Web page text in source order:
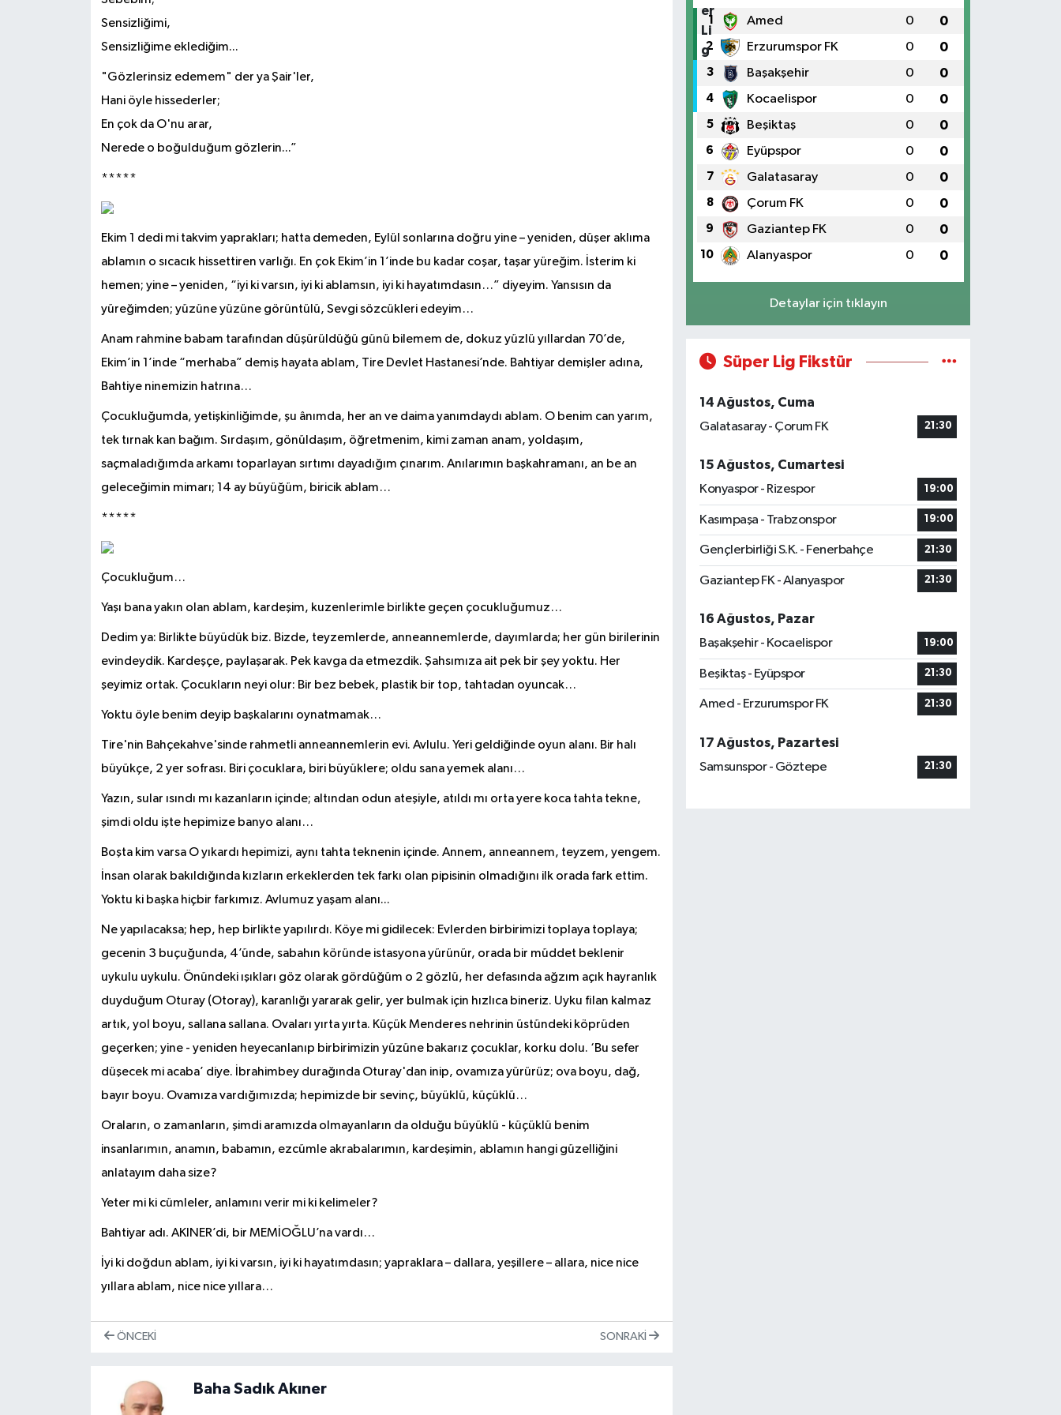
Sensizliğimi,
Sensizliğime eklediğim...
"Gözlerinsiz edemem" der ya Şair'ler,
Hani öyle hissederler;
En çok da O'nu arar,
Nerede o boğulduğum gözlerin...”
*****
Ekim 1 dedi mi takvim yaprakları; hatta demeden, Eylül sonlarına doğru yine – yeniden, düşer aklıma
ablamın o sıcacık hissettiren varlığı. En çok Ekim’in 1’inde bu kadar coşar, taşar yüreğim. İsterim ki
hemen; yine – yeniden, “iyi ki varsın, iyi ki ablamsın, iyi ki hayatımdasın…” diyeyim. Yansısın da
yüreğimden; yüzüne yüzüne görüntülü, Sevgi sözcükleri edeyim…
Anam rahmine babam tarafından düşürüldüğü günü bilemem de, dokuz yüzlü yıllardan 70’de,
Ekim’in 1’inde “merhaba” demiş hayata ablam, Tire Devlet Hastanesi’nde. Bahtiyar demişler adına,
Bahtiye ninemizin hatrına…
Çocukluğumda, yetişkinliğimde, şu ânımda, her an ve daima yanımdaydı ablam. O benim can yarım,
tek tırnak kan bağım. Sırdaşım, gönüldaşım, öğretmenim, kimi zaman anam, yoldaşım,
saçmaladığımda arkamı toparlayan sırtımı dayadığım çınarım. Anılarımın başkahramanı, an be an
geleceğimin mimarı; 14 ay büyüğüm, biricik ablam…
*****
Çocukluğum…
Yaşı bana yakın olan ablam, kardeşim, kuzenlerimle birlikte geçen çocukluğumuz…
Dedim ya: Birlikte büyüdük biz. Bizde, teyzemlerde, anneannemlerde, dayımlarda; her gün birilerinin
evindeydik. Kardeşçe, paylaşarak. Pek kavga da etmezdik. Şahsımıza ait pek bir şey yoktu. Her
şeyimiz ortak. Çocukların neyi olur: Bir bez bebek, plastik bir top, tahtadan oyuncak…
Yoktu öyle benim deyip başkalarını oynatmamak…
Tire'nin Bahçekahve'sinde rahmetli anneannemlerin evi. Avlulu. Yeri geldiğinde oyun alanı. Bir halı
büyükçe, 2 yer sofrası. Biri çocuklara, biri büyüklere; oldu sana yemek alanı…
Yazın, sular ısındı mı kazanların içinde; altından odun ateşiyle, atıldı mı orta yere koca tahta tekne,
şimdi oldu işte hepimize banyo alanı…
Boşta kim varsa O yıkardı hepimizi, aynı tahta teknenin içinde. Annem, anneannem, teyzem, yengem.
İnsan olarak bakıldığında kızların erkeklerden tek farkı olan pipisinin olmadığını ilk orada fark ettim.
Yoktu ki başka hiçbir farkımız. Avlumuz yaşam alanı...
Ne yapılacaksa; hep, hep birlikte yapılırdı. Köye mi gidilecek: Evlerden birbirimizi toplaya toplaya;
gecenin 3 buçuğunda, 4’ünde, sabahın köründe istasyona yürünür, orada bir müddet beklenir
uykulu uykulu. Önündeki ışıkları göz olarak gördüğüm o 2 gözlü, her defasında ağzım açık hayranlık
duyduğum Oturay (Otoray), karanlığı yararak gelir, yer bulmak için hızlıca bineriz. Uyku filan kalmaz
artık, yol boyu, sallana sallana. Ovaları yırta yırta. Küçük Menderes nehrinin üstündeki köprüden
geçerken; yine - yeniden heyecanlanıp birbirimizin yüzüne bakarız çocuklar, korku dolu. ‘Bu sefer
düşecek mi acaba’ diye. İbrahimbey durağında Oturay'dan inip, ovamıza yürürüz; ova boyu, dağ,
bayır boyu. Ovamıza vardığımızda; hepimizde bir sevinç, büyüklü, küçüklü…
Oraların, o zamanların, şimdi aramızda olmayanların da olduğu büyüklü - küçüklü benim
insanlarımın, anamın, babamın, ezcümle akrabalarımın, kardeşimin, ablamın hangi güzelliğini
anlatayım daha size?
Yeter mi ki cümleler, anlamını verir mi ki kelimeler?
Bahtiyar adı. AKINER’di, bir MEMİOĞLU’na vardı…
İyi ki doğdun ablam, iyi ki varsın, iyi ki hayatımdasın; yapraklara – dallara, yeşillere – allara, nice nice
yıllara ablam, nice nice yıllara…
ÖNCEKI SONRAKI
Baha Sadık Akıner
1 Amed 0 0
2 Erzurumspor FK 0 0
3 Başakşehir 0 0
4 Kocaelispor 0 0
5 Beşiktaş 0 0
6 Eyüpspor 0 0
7 Galatasaray 0 0
8 Çorum FK 0 0
9 Gaziantep FK 0 0
10 Alanyaspor 0 0
Detaylar için tıklayın
Süper Lig Fikstür
14 Ağustos, Cuma
Galatasaray - Çorum FK
21:30
15 Ağustos, Cumartesi
Konyaspor - Rizespor
19:00
Kasımpaşa - Trabzonspor 19:00
Gençlerbirliği S.K. - Fenerbahçe 21:30
Gaziantep FK - Alanyaspor 21:30
16 Ağustos, Pazar
Başakşehir - Kocaelispor
19:00
Beşiktaş - Eyüpspor 21:30
Amed - Erzurumspor FK 21:30
17 Ağustos, Pazartesi
Samsunspor - Göztepe
21:30